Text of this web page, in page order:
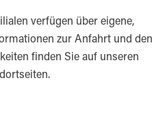
verfügen über eigene,
zur Anfahrt und den
finden Sie auf unseren